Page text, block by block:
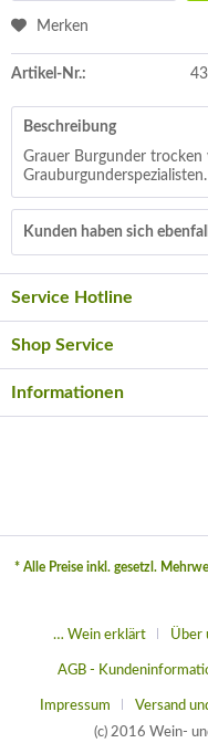
Merken
Artikel-Nr.:
Beschreibung
Grauer Burgunder
Kunden haben sich
Service Hotline
Shop Service
Informationen
* Alle Preise inkl. gesetzl.
… Wein erklärt Über
AGB -
Impressum Versand
(c) 2016 Wein-